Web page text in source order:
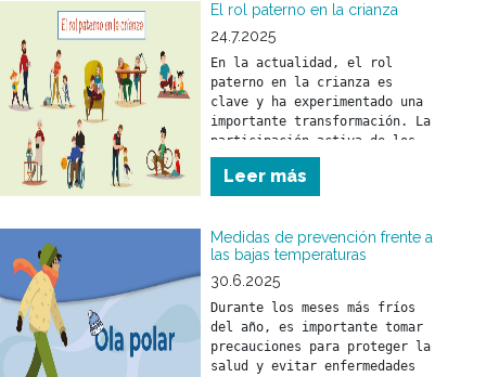
efectivos.
El rol paterno en la crianza
24.7.2025
En la actualidad, el rol
paterno en la crianza es
clave y ha experimentado una
importante transformación. La
participación activa de los
padres fortalece el vínculo
con sus hijos y tiene un
impacto positivo en su
social.
Leer más
Medidas de prevención frente a
las bajas temperaturas
30.6.2025
Durante los meses más fríos
del año, es importante tomar
precauciones para proteger la
salud y evitar enfermedades